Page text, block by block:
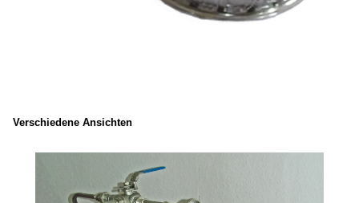
Verschiedene Ansichten